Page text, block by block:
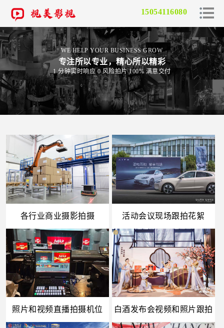
15054116080
WE HELP YOUR BUSINESS GROW
专注所以专业，精心所以精彩
1 分钟实时响应 0 风险拍片 100% 满意交付
各行业商业摄影拍摄 活动会议现场跟拍花絮
照片和视频直播拍摄机位 白酒发布会视频和照片跟拍